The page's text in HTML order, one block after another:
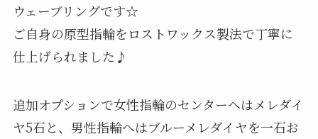
ウェーブリングです☆
ご自身の原型指輪をロストワックス製法で丁寧に
仕上げられました♪
追加オプションで女性指輪のセンターへはメレダイ
ヤ5石と、男性指輪へはブルーメレダイヤを一石お